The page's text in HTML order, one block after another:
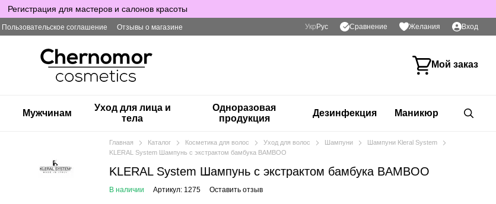
Регистрация для мастеров и салонов красоты
Пользовательское соглашение Отзывы о магазине Укр Рус Сравнение Желания Вход
Мой заказ
Мужчинам
Уход для лица и
тела
Одноразовая
продукция
Дезинфекция Маникюр
Главная Каталог Косметика для волос Уход для волос Шампуни
Шампуни Kleral System
KLERAL System Шампунь с экстрактом бамбука BAMBOO
KLERAL System Шампунь с экстрактом бамбука BAMBOO
В наличии Артикул: 1275 Оставить отзыв